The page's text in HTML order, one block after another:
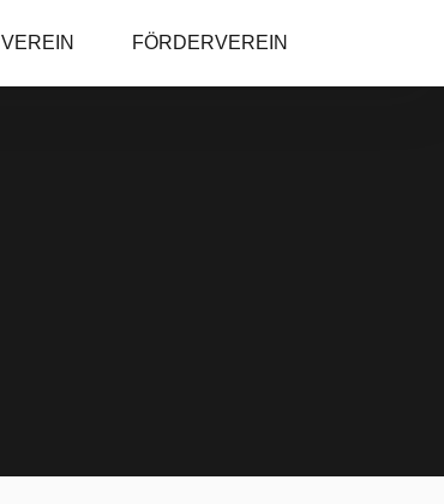
VEREIN FÖRDERVEREIN